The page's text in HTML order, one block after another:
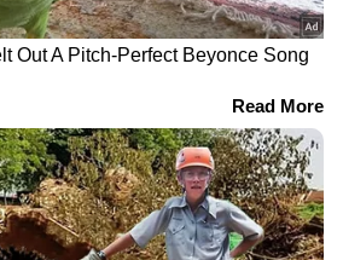
ഓട്ടോമാറ്റിക്
വിപണി